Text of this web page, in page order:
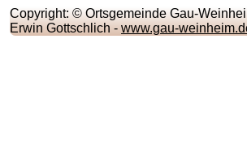
Copyright: © Ortsgemeinde Gau-
Erwin Gottschlich - www.gau-